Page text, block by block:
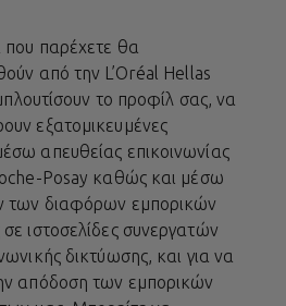
παρέχετε θα
από την L’Oréal Hellas
το προφίλ σας, να
εξατομικευμένες
απευθείας επικοινωνίας
Posay καθώς και μέσω
των διαφόρων εμπορικών
ιστοσελίδες συνεργατών
δικτύωσης, και για να
απόδοση των εμπορικών